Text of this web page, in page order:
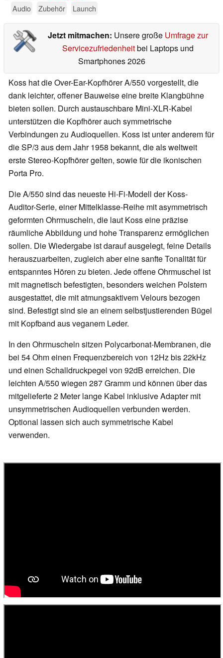
Audio Zubehör Launch
Jetzt mitmachen: Unsere große Umfrage zur
Servicezufriedenheitbei Laptops und
Smartphones 2026
Koss hat die Over-Ear-Kopfhörer A/550 vorgestellt, die
dank leichter, offener Bauweise eine breite Klangbühne
bieten sollen. Durch austauschbare Mini-XLR-Kabel
unterstützen die Kopfhörer auch symmetrische
Verbindungen zu Audioquellen. Koss ist unter anderem für
die SP/3 aus dem Jahr 1958 bekannt, die als weltweit
erste Stereo-Kopfhörer gelten, sowie für die ikonischen
Porta Pro.
Die A/550 sind das neueste Hi-Fi-Modell der Koss-
Auditor-Serie, einer Mittelklasse-Reihe mit asymmetrisch
geformten Ohrmuscheln, die laut Koss eine präzise
räumliche Abbildung und hohe Transparenz ermöglichen
sollen. Die Wiedergabe ist darauf ausgelegt, feine Details
herauszuarbeiten, zugleich aber eine sanfte Tonalität für
entspanntes Hören zu bieten. Jede offene Ohrmuschel ist
mit magnetisch befestigten, besonders weichen Polstern
ausgestattet, die mit atmungsaktivem Velours bezogen
sind. Befestigt sind sie an einem selbstjustierenden Bügel
mit Kopfband aus veganem Leder.
In den Ohrmuscheln sitzen Polycarbonat-Membranen, die
bei 54 Ohm einen Frequenzbereich von 12Hz bis 22kHz
und einen Schalldruckpegel von 92dB erreichen. Die
leichten A/550 wiegen 287 Gramm und können über das
mitgelieferte 2 Meter lange Kabel inklusive Adapter mit
unsymmetrischen Audioquellen verbunden werden.
Optional lassen sich auch symmetrische Kabel
verwenden.